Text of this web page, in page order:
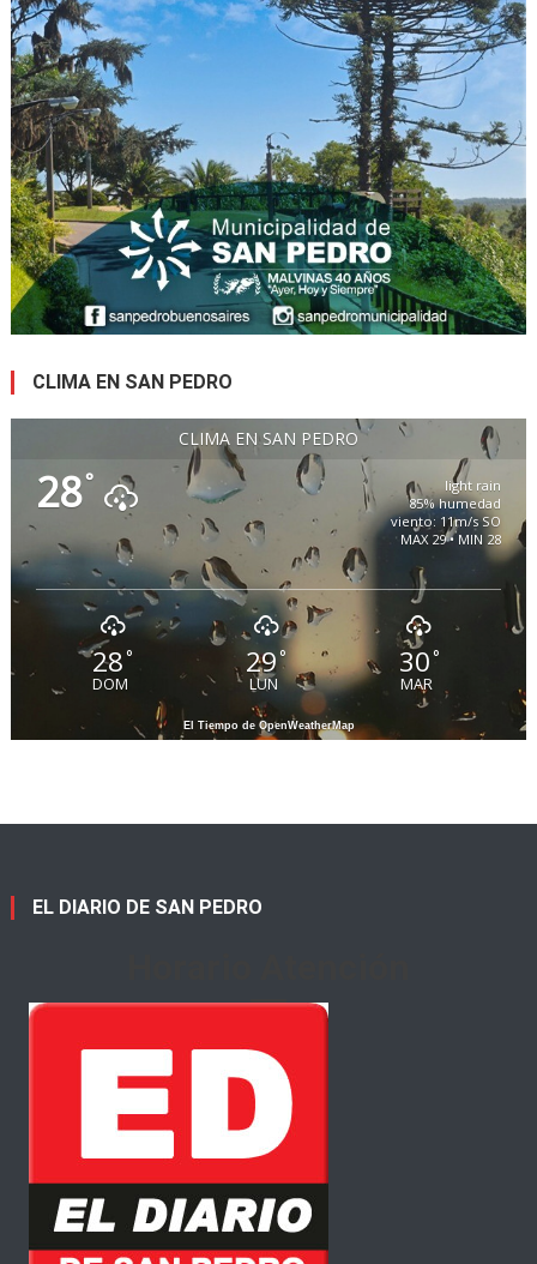
CLIMA EN SAN PEDRO
CLIMA EN SAN PEDRO
28°
light rain
85% humedad
viento: 11m/s SO
MAX 29 • MIN 28
28°
DOM
29 °
LUN
30°
MAR
El Tiempo de OpenWeatherMap
EL DIARIO DE SAN PEDRO